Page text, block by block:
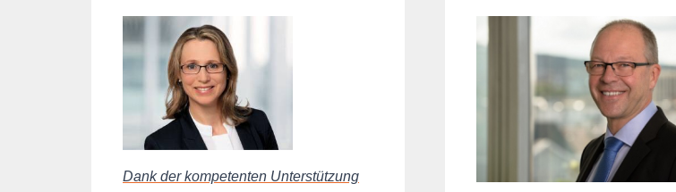
Dank der kompetenten Unterstützung